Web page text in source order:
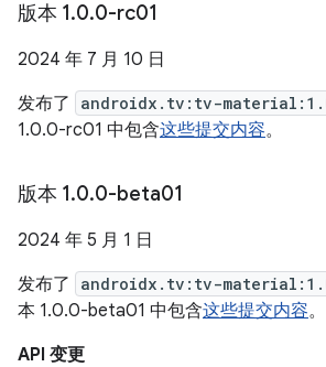
版本 1.0.0-rc01
2024 年 7 月 10 日
发布了
androidx.tv:tv-
1.0.0-rc01 中包含这些提交内容。
版本 1.0.0-beta01
2024 年 5 月 1 日
发布了
androidx.tv:tv-
本 1.0.0-beta01 中包含这些提交内容。
API 变更